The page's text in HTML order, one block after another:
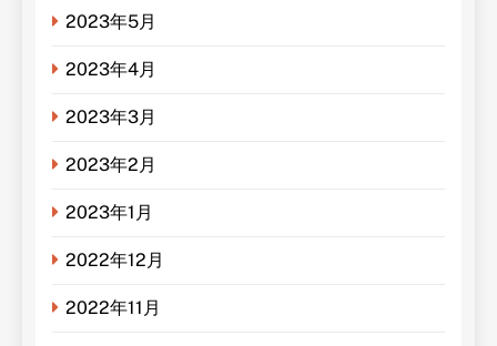
2023年5月
2023年4月
2023年3月
2023年2月
2023年1月
2022年12月
2022年11月